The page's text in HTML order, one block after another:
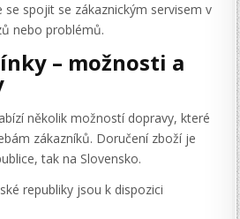
spojit se zákaznickým servisem v
nebo problémů.
– možnosti a
několik možností dopravy, které
zákazníků. Doručení zboží je
tak na Slovensko.
republiky jsou k dispozici